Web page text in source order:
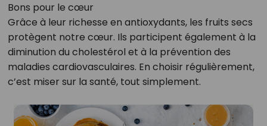
Bons pour le cœur
Grâce à leur richesse en antioxydants, les fruits secs
protègent notre cœur. Ils participent également à la
diminution du cholestérol et à la prévention des
maladies cardiovasculaires. En choisir régulièrement,
c’est miser sur la santé, tout simplement.